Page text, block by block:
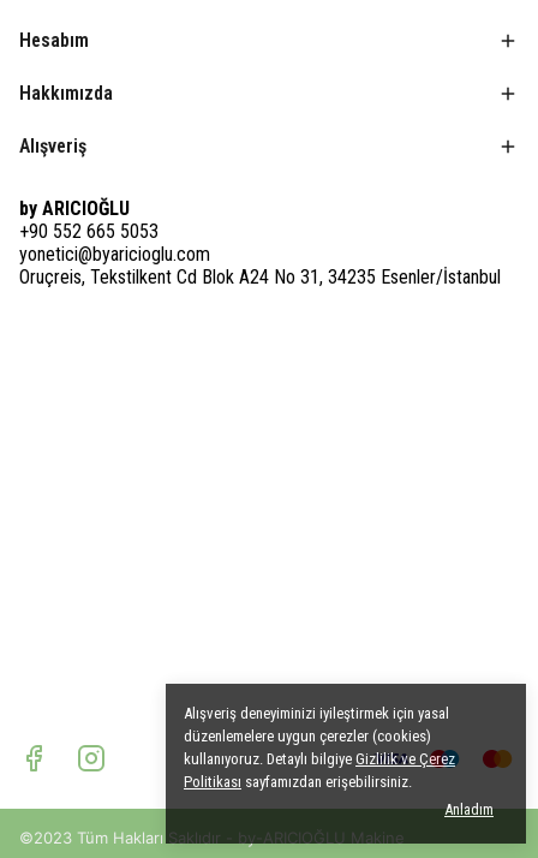
Alışveriş deneyiminizi iyileştirmek için yasal
düzenlemelere uygun çerezler (cookies)
kullanıyoruz. Detaylı bilgiye Gizlilik ve Çerez
Politikası sayfamızdan erişebilirsiniz.
Anladım
Hesabım
Hakkımızda
Alışveriş
by ARICIOĞLU
+90 552 665 5053
yonetici@byaricioglu.com
Oruçreis, Tekstilkent Cd Blok A24 No 31, 34235 Esenler/İstanbul
©2023 Tüm Hakları Saklıdır - by-ARICIOĞLU Makine